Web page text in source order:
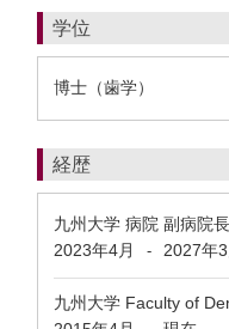
学位
博士（歯学）
経歴
九州大学 病院 副病院長
2023年4月
- 2027年3
九州大学 Faculty of